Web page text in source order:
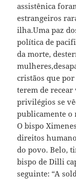
assistênica
estrangeiros
ilha.Uma paz
política de
da morte,
cristãos que
terem de recear
privilégios se
publicamente o
O bispo
direitos
do povo. Belo,
bispo de Dilli
seguinte: “A